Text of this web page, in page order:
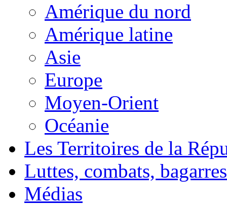
Amérique du nord
Amérique latine
Asie
Europe
Moyen-Orient
Océanie
Les Territoires de la
Luttes, combats, bagarres
Médias